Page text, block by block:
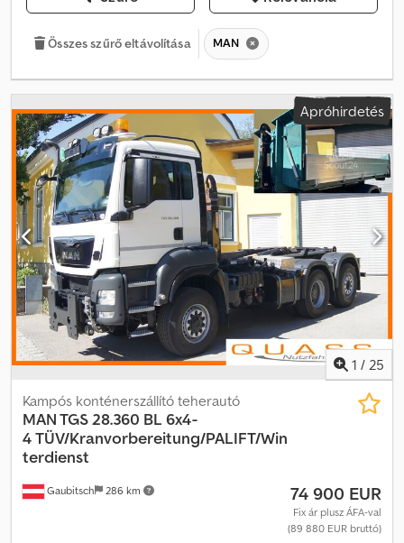
Összes szűrő eltávolítása MAN
Apróhirdetés
1 / 25
Gaubitsch 286 km
Kampós konténerszállító teherautó
MAN TGS 28.360 BL 6x4-
4TÜV/Kranvorbereitung/PALIFT/Win
terdienst
74 900 EUR
Fix ár plusz ÁFA-val
(89 880 EUR bruttó)